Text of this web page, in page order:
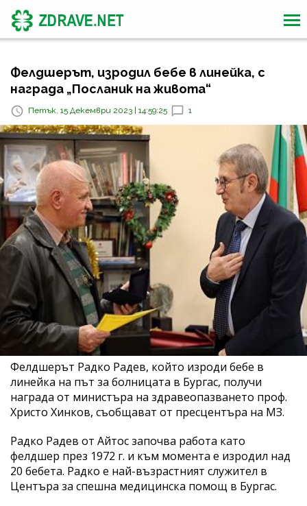
Фелдшерът, изродил бебе в линейка, с
награда „Посланик на живота“
Петък, 15 Декември 2023 | 14:59:25 1
Фелдшерът Радко Радев, който изроди бебе в
линейка на път за болницата в Бургас, получи
награда от министъра на здравеопазването проф.
Христо Хинков, съобщават от пресцентъра на МЗ.
Радко Радев от Айтос започва работа като
фелдшер през 1972 г. и към момента е изродил над
20 бебета. Радко е най-възрастният служител в
Центъра за спешна медицинска помощ в Бургас.